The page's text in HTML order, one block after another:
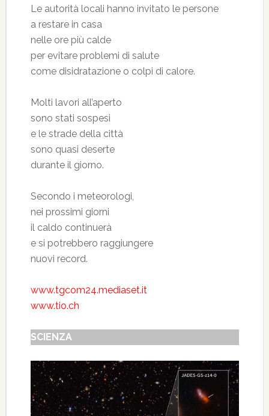
Le autorità locali hanno invitato le persone
a restare in casa
nelle ore più calde
per evitare problemi di salute
come disidratazione o colpi di calore.
Molti lavori all’aperto
sono stati sospesi
e le strade della città
sono quasi deserte
durante il giorno.
Secondo i meteorologi,
nei prossimi giorni
il caldo continuerà
e si potrebbero raggiungere
nuovi record.
www.tgcom24.mediaset.it
www.tio.ch
SCIENZA